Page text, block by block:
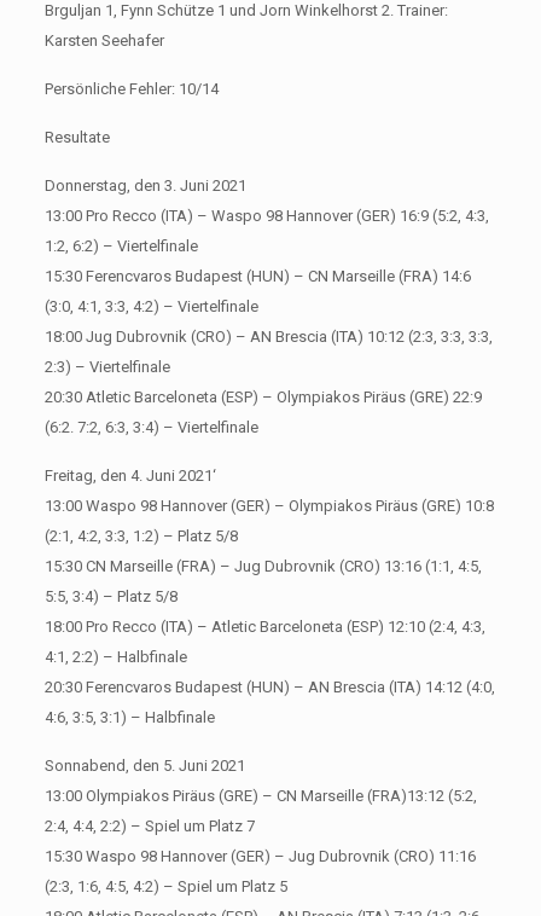
Brguljan 1, Fynn Schütze 1 und Jorn Winkelhorst 2. Trainer:
Karsten Seehafer
Persönliche Fehler: 10/14
Resultate
Donnerstag, den 3. Juni 2021
13:00 Pro Recco (ITA) – Waspo 98 Hannover (GER) 16:9 (5:2, 4:3,
1:2, 6:2) – Viertelfinale
15:30 Ferencvaros Budapest (HUN) – CN Marseille (FRA) 14:6
(3:0, 4:1, 3:3, 4:2) – Viertelfinale
18:00 Jug Dubrovnik (CRO) – AN Brescia (ITA) 10:12 (2:3, 3:3, 3:3,
2:3) – Viertelfinale
20:30 Atletic Barceloneta (ESP) – Olympiakos Piräus (GRE) 22:9
(6:2. 7:2, 6:3, 3:4) – Viertelfinale
Freitag, den 4. Juni 2021‘
13:00 Waspo 98 Hannover (GER) – Olympiakos Piräus (GRE) 10:8
(2:1, 4:2, 3:3, 1:2) – Platz 5/8
15:30 CN Marseille (FRA) – Jug Dubrovnik (CRO) 13:16 (1:1, 4:5,
5:5, 3:4) – Platz 5/8
18:00 Pro Recco (ITA) – Atletic Barceloneta (ESP) 12:10 (2:4, 4:3,
4:1, 2:2) – Halbfinale
20:30 Ferencvaros Budapest (HUN) – AN Brescia (ITA) 14:12 (4:0,
4:6, 3:5, 3:1) – Halbfinale
Sonnabend, den 5. Juni 2021
13:00 Olympiakos Piräus (GRE) – CN Marseille (FRA)13:12 (5:2,
2:4, 4:4, 2:2) – Spiel um Platz 7
15:30 Waspo 98 Hannover (GER) – Jug Dubrovnik (CRO) 11:16
(2:3, 1:6, 4:5, 4:2) – Spiel um Platz 5